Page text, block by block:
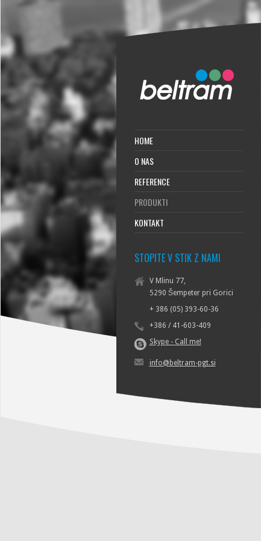
HOME
O NAS
REFERENCE
PRODUKTI
KONTAKT
STOPITE V STIK Z NAMI
V Mlinu 77,
5290 Šempeter pri Gorici
+ 386 (05) 393-60-36
+386 / 41-603-409
Skype - Call me!
info@beltram-pgt.si